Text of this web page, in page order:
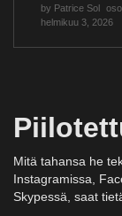
by Patrice Sol
helmikuu 3, 2026
Mitä tahansa he
Instagramissa,
Skypessä, saat